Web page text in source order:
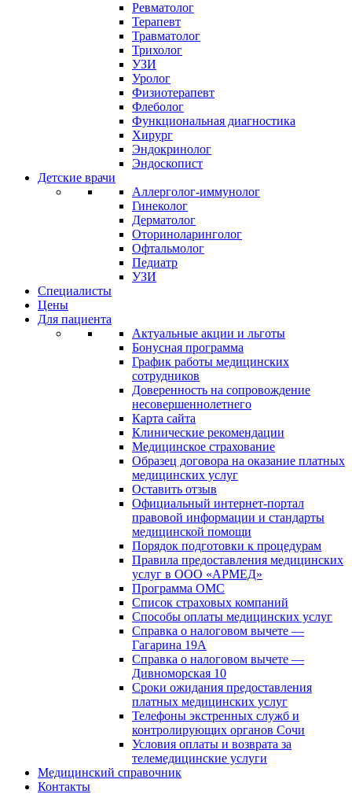
Ревматолог
Терапевт
Травматолог
Трихолог
УЗИ
Уролог
Физиотерапевт
Флеболог
Функциональная диагностика
Хирург
Эндокринолог
Эндоскопист
Детские врачи
Аллерголог-иммунолог
Гинеколог
Дерматолог
Оториноларинголог
Офтальмолог
Педиатр
УЗИ
Специалисты
Цены
Для пациента
Актуальные акции и льготы
Бонусная программа
График работы медицинских
сотрудников
Доверенность на сопровождение
несовершеннолетнего
Карта сайта
Клинические рекомендации
Медицинское страхование
Образец договора на оказание платных
медицинских услуг
Оставить отзыв
Официальный интернет-портал
правовой информации и стандарты
медицинской помощи
Порядок подготовки к процедурам
Правила предоставления медицинских
услуг в ООО «АРМЕД»
Программа ОМС
Список страховых компаний
Способы оплаты медицинских услуг
Справка о налоговом вычете —
Гагарина 19А
Справка о налоговом вычете —
Дивноморская 10
Сроки ожидания предоставления
платных медицинских услуг
Телефоны экстренных служб и
контролирующих органов Сочи
Условия оплаты и возврата за
телемедицинские услуги
Медицинский справочник
Контакты